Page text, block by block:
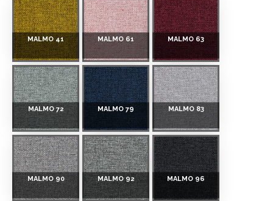
MALMO 41 MALMO 61 MALMO 63
MALMO 72 MALMO 79 MALMO 83
MALMO 90 MALMO 92 MALMO 96